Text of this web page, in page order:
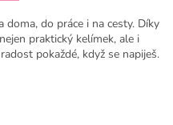
doma, do práce i na cesty. Díky
praktický kelímek, ale i
pokaždé, když se napiješ.